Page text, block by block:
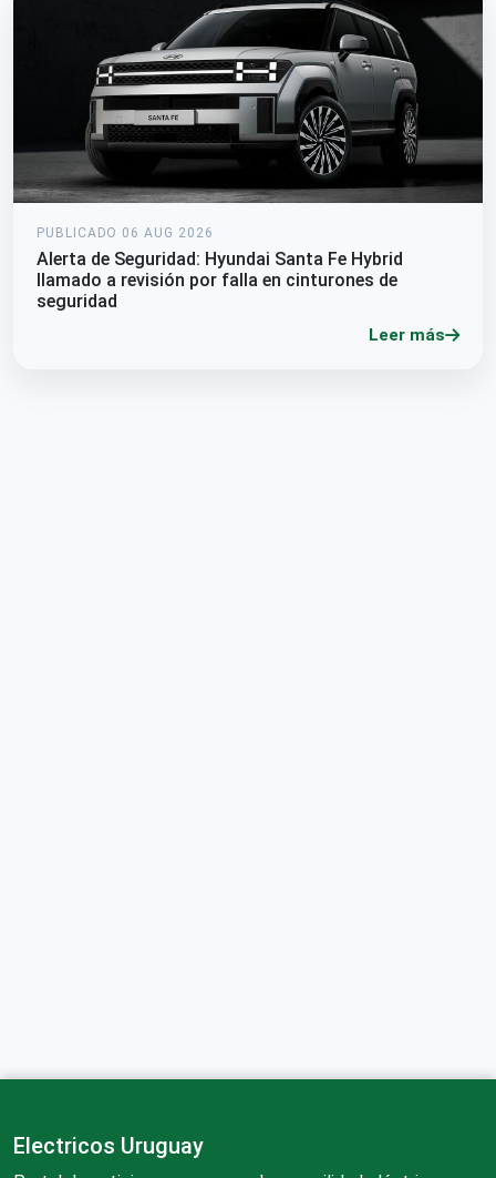
PUBLICADO 06 AUG 2026
Alerta de Seguridad: Hyundai Santa Fe Hybrid
llamado a revisión por falla en cinturones de
seguridad
Leer más
Electricos Uruguay